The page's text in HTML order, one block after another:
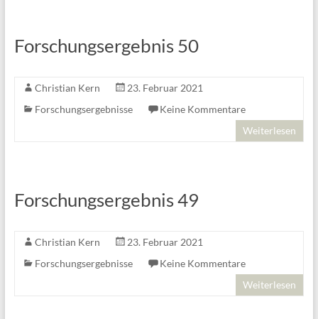
Forschungsergebnis 50
Christian Kern
23. Februar 2021
Forschungsergebnisse
Keine Kommentare
Weiterlesen
Forschungsergebnis 49
Christian Kern
23. Februar 2021
Forschungsergebnisse
Keine Kommentare
Weiterlesen